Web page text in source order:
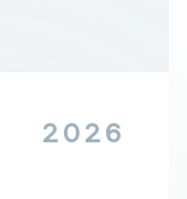
2026